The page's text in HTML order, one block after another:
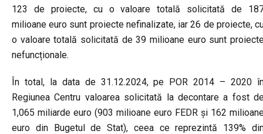
123 de proiecte, cu o valoare totală solicitată de
milioane euro sunt proiecte nefinalizate, iar 26 de proiecte,
o valoare totală solicitată de 39 milioane euro sunt
nefuncționale.
În total, la data de 31.12.2024, pe POR 2014 – 2020
Regiunea Centru valoarea solicitată la decontare a fost
1,065 miliarde euro (903 milioane euro FEDR și 162
euro din Bugetul de Stat), ceea ce reprezintă 139%